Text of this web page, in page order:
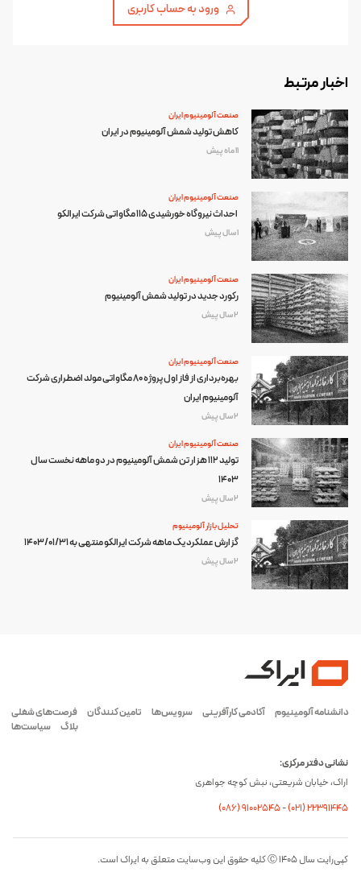
ورود به حساب کاربری
اخبار مرتبط
صنعت آلومینیوم ایران
کاهش تولید شمش آلومینیوم در ایران
11 ماه پیش
صنعت آلومینیوم ایران
احداث نیروگاه خورشیدی ۱۱۵ مگاواتی شرکت ایرالکو
1 سال پیش
صنعت آلومینیوم ایران
رکورد جدید در تولید شمش آلومینیوم
2 سال پیش
صنعت آلومینیوم ایران
بهره‌برداری از فاز اول پروژه ۸۰ مگاواتی مولد اضطراری شرکت
آلومینیوم ایران
2 سال پیش
صنعت آلومینیوم ایران
تولید 112 هزار تن شمش آلومینیوم در دو ماهه نخست سال
1403
2 سال پیش
تحلیل بازار آلومینیوم
گزارش عملکرد یک ماهه شرکت ایرالکو منتهی به 1403/01/31
2 سال پیش
دانشنامه آلومینیوم آکادمی کارآفرینی سرویس‌ها تامین کنندگان
فرصت‌های شغلی
بلاگ
سیاست‌ها
نشانی دفتر مرکزی:
اراک، خیابان شریعتی، نبش کوچه جواهری
(۰۸۶) ۹۱۰۰۲۵۴۵-(۰21) 22391445
کپی‌رایت سال ۱۴۰۵ Ⓒ کلیه حقوق این وب‌سایت متعلق به ایراک است.